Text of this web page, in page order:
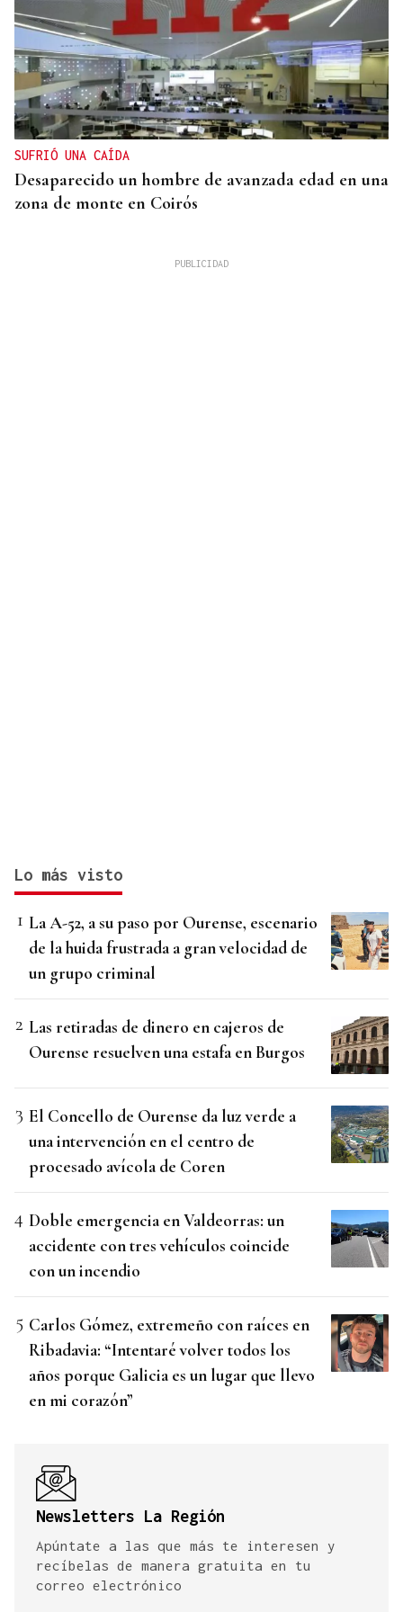
SUFRIÓ UNA CAÍDA
Desaparecido un hombre de avanzada edad en una
zona de monte en Coirós
Lo más visto
La A-52, a su paso por Ourense, escenario
de la huida frustrada a gran velocidad de
un grupo criminal
Las retiradas de dinero en cajeros de
Ourense resuelven una estafa en Burgos
El Concello de Ourense da luz verde a
una intervención en el centro de
procesado avícola de Coren
Doble emergencia en Valdeorras: un
accidente con tres vehículos coincide
con un incendio
Carlos Gómez, extremeño con raíces en
Ribadavia: “Intentaré volver todos los
años porque Galicia es un lugar que llevo
en mi corazón”
Newsletters La Región
Apúntate a las que más te interesen y
recíbelas de manera gratuita en tu
correo electrónico